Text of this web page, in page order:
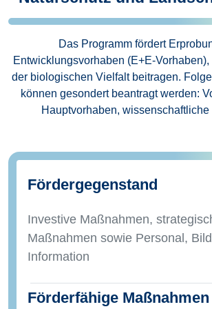
Das Programm fördert
Entwicklungsvorhaben (E+E-
der biologischen Vielfalt beitragen.
können gesondert beantragt werden:
Hauptvorhaben,
Fördergegenstand
Investive Maßnahmen,
Maßnahmen sowie Personal,
Information
Förderfähige Maßnahmen